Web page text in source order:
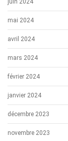
juin 2024
mai 2024
avril 2024
mars 2024
février 2024
janvier 2024
décembre 2023
novembre 2023